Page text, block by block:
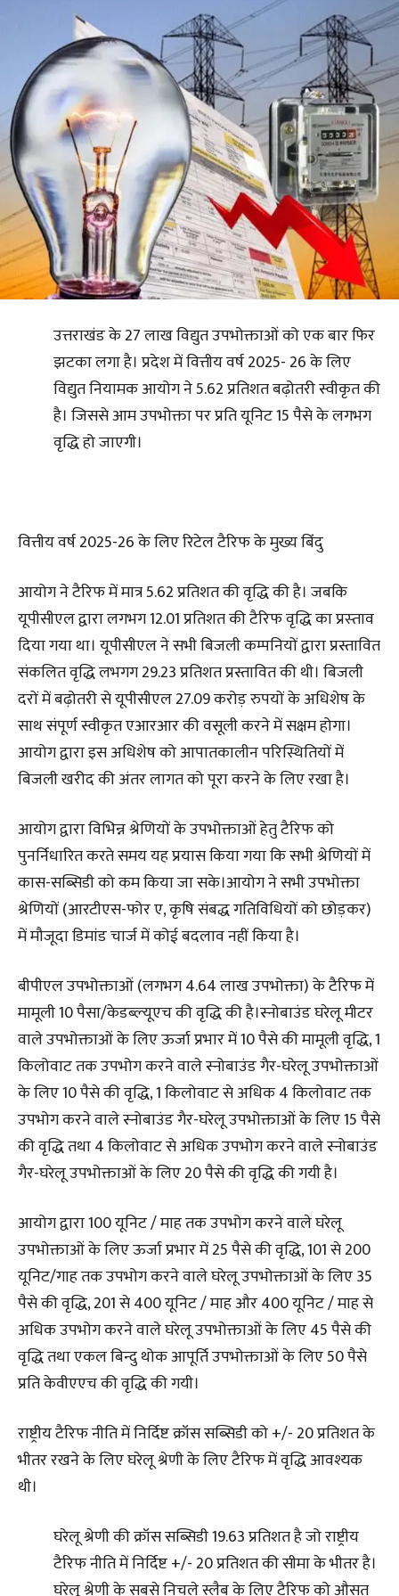
उत्तराखंड के 27 लाख विद्युत उपभोक्ताओं को एक बार फिर
झटका लगा है। प्रदेश में वित्तीय वर्ष 2025- 26 के लिए
विद्युत नियामक आयोग ने 5.62 प्रतिशत बढ़ोतरी स्वीकृत की
है। जिससे आम उपभोक्ता पर प्रति यूनिट 15 पैसे के लगभग
वृद्धि हो जाएगी।
वित्तीय वर्ष 2025-26 के लिए रिटेल टैरिफ के मुख्य बिंंदु
आयोग ने टैरिफ में मात्र 5.62 प्रतिशत की वृद्धि की है। जबकि
यूपीसीएल द्वारा लगभग 12.01 प्रतिशत की टैरिफ वृद्धि का प्रस्‍ताव
दिया गया था। यूपीसीएल ने सभी बिजली कम्पनियों द्वारा प्रस्तावित
संकलित वृद्धि लभगग 29.23 प्रतिशत प्रस्तावित की थी। बिजली
दरों में बढ़ोतरी से यूपीसीएल 27.09 करोड़ रुपयों के अधिशेष के
साथ संपूर्ण स्वीकृत एआरआर की वसूली करने में सक्षम होगा।
आयोग द्वारा इस अधिशेष को आपातकालीन परिस्थितियों में
बिजली खरीद की अंतर लागत को पूरा करने के लिए रखा है।
आयोग द्वारा विभिन्न श्रेणियों के उपभोक्ताओं हेतु टैरिफ को
पुनर्निधारित करते समय यह प्रयास किया गया कि सभी श्रेणियों में
कास-सब्सिडी को कम किया जा सके।आयोग ने सभी उपभोक्ता
श्रेणियों (आरटीएस-फोर ए, कृषि संबद्ध गतिविधियों को छोड़कर)
में मौजूदा डिमांड चार्ज में कोई बदलाव नहीं किया है।
बीपीएल उपभोक्ताओं (लगभग 4.64 लाख उपभोक्ता) के टैरिफ में
मामूली 10 पैसा/केडब्‍ल्‍यूएच की वृद्धि की है।स्नोबाउंड घरेलू मीटर
वाले उपभोक्ताओं के लिए ऊर्जा प्रभार में 10 पैसे की मामूली वृद्धि, 1
किलोवाट तक उपभोग करने वाले स्नोबाउंड गैर-घरेलू उपभोक्ताओं
के लिए 10 पैसे की वृद्धि, 1 किलोवाट से अधिक 4 किलोवाट तक
उपभोग करने वाले स्नोबाउंड गैर-घरेलू उपभोक्ताओं के लिए 15 पैसे
की वृद्धि तथा 4 किलोवाट से अधिक उपभोग करने वाले स्नोबाउंड
गैर-घरेलू उपभोक्ताओं के लिए 20 पैसे की वृद्धि की गयी है।
आयोग द्वारा 100 यूनिट / माह तक उपभोग करने वाले घरेलू
उपभोक्ताओं के लिए ऊर्जा प्रभार में 25 पैसे की वृद्धि, 101 से 200
यूनिट/गाह तक उपभोग करने वाले घरेलू उपभोक्ताओं के लिए 35
पैसे की वृद्धि, 201 से 400 यूनिट / माह और 400 यूनिट / माह से
अधिक उपभोग करने वाले घरेलू उपभोक्ताओं के लिए 45 पैसे की
वृद्धि तथा एकल बिन्दु थोक आपूर्ति उपभोक्ताओं के लिए 50 पैसे
प्रति केवीएएच की वृद्धि की गयी।
राष्ट्रीय टैरिफ नीति में निर्दिष्ट क्रॉस सब्सिडी को +/- 20 प्रतिशत के
भीतर रखने के लिए घरेलू श्रेणी के लिए टैरिफ में वृद्धि आवश्यक
थी।
घरेलू श्रेणी की क्रॉस सब्सिडी 19.63 प्रतिशत है जो राष्ट्रीय
टैरिफ नीति में निर्दिष्ट +/- 20 प्रतिशत की सीमा के भीतर है।
घरेलू श्रेणी के सबसे निचले स्लैब के लिए टैरिफ को औसत